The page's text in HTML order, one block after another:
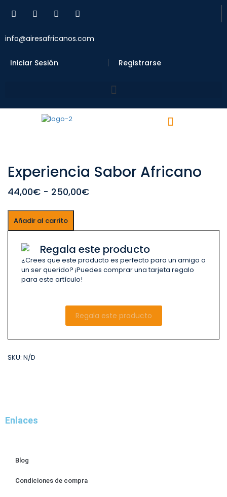
info@airesafricanos.com
Iniciar Sesión Registrarse
Experiencia Sabor Africano
44,00€ - 250,00€
Añadir al carrito
Regala este producto
¿Crees que este producto es perfecto para un amigo o
un ser querido? ¡Puedes comprar una tarjeta regalo
para este artículo!
Regala este producto
SKU: N/D
Enlaces
Blog
Condiciones de compra